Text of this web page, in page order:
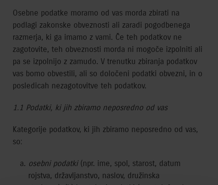
Osebne podatke moramo od vas morda zbirati na
podlagi zakonske obveznosti ali zaradi pogodbenega
razmerja, ki ga imamo z vami. Če teh podatkov ne
zagotovite, teh obveznosti morda ni mogoče izpolniti ali
pa se izpolnijo z zamudo. V trenutku zbiranja podatkov
vas bomo obvestili, ali so določeni podatki obvezni, in o
posledicah nezagotovitve teh podatkov.
1.1 Podatki, ki jih zbiramo neposredno od vas
Kategorije podatkov, ki jih zbiramo neposredno od vas,
so:
osebni podatki(npr. ime, spol, starost, datum
rojstva, državljanstvo, naslov, družinska